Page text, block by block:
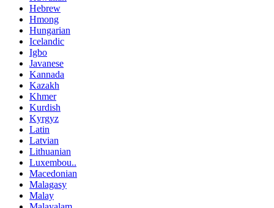
Hebrew
Hmong
Hungarian
Icelandic
Igbo
Javanese
Kannada
Kazakh
Khmer
Kurdish
Kyrgyz
Latin
Latvian
Lithuanian
Luxembou..
Macedonian
Malagasy
Malay